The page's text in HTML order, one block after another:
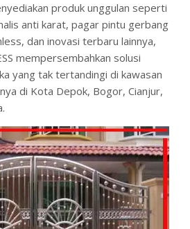
produk unggulan seperti
anti karat, pagar pintu gerbang
dan inovasi terbaru lainnya,
mempersembahkan solusi
yang tak tertandingi di kawasan
di Kota Depok, Bogor, Cianjur,